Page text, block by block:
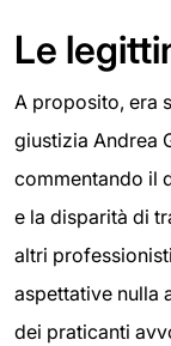
Le
A proposito, era
giustizia Andrea
commentando il
e la disparità di
altri
aspettative nulla
dei praticanti